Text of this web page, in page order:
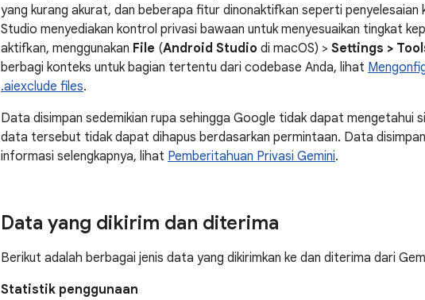
yang kurang akurat, dan beberapa fitur dinonaktifkan seperti penyelesaian
Studio menyediakan kontrol privasi bawaan untuk menyesuaikan tingkat
aktifkan, menggunakan File (Android Studio di macOS) > Settings >
berbagi konteks untuk bagian tertentu dari codebase Anda, lihat
.aiexclude files.
Data disimpan sedemikian rupa sehingga Google tidak dapat mengetahui
data tersebut tidak dapat dihapus berdasarkan permintaan. Data
informasi selengkapnya, lihat Pemberitahuan Privasi Gemini.
Data yang dikirim dan diterima
Berikut adalah berbagai jenis data yang dikirimkan ke dan diterima dari
Statistik penggunaan